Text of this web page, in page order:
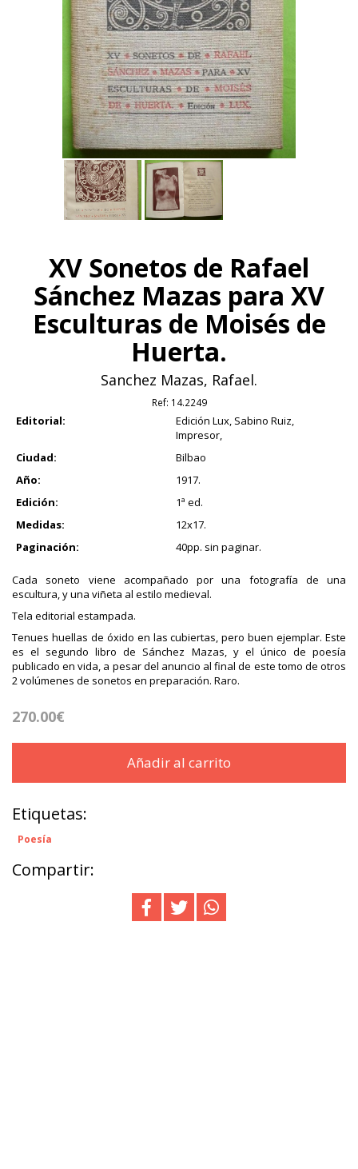
XV Sonetos de Rafael
Sánchez Mazas para XV
Esculturas de Moisés de
Huerta.
Sanchez Mazas, Rafael.
Ref: 14.2249
Editorial:
Edición Lux, Sabino Ruiz,
Impresor,
Ciudad:
Bilbao
Año:
1917.
Edición:
1ª ed.
Medidas:
12x17.
Paginación:
40pp. sin paginar.
Cada soneto viene acompañado por una fotografía de una
escultura, y una viñeta al estilo medieval.
Tela editorial estampada.
Tenues huellas de óxido en las cubiertas, pero buen ejemplar. Este
es el segundo libro de Sánchez Mazas, y el único de poesía
publicado en vida, a pesar del anuncio al final de este tomo de otros
2 volúmenes de sonetos en preparación. Raro.
270.00€
Añadir al carrito
Etiquetas:
Poesía
Compartir: